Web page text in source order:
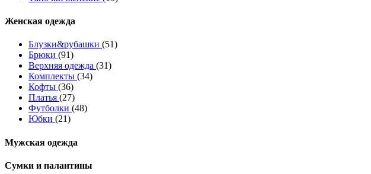
Женская одежда
Блузки&рубашки (51)
Брюки (91)
Верхняя одежда (31)
Комплекты (34)
Кофты (36)
Платья (27)
Футболки (48)
Юбки (21)
Мужская одежда
Сумки и палантины